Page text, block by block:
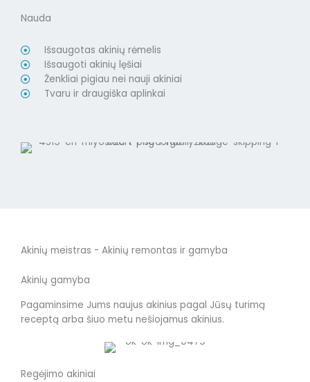
Nauda
Išsaugotas akinių rėmelis
Išsaugoti akinių lęšiai
Ženkliai pigiau nei nauji akiniai
Tvaru ir draugiška aplinkai
Akinių meistras - Akinių remontas ir gamyba
Akinių gamyba
Pagaminsime Jums naujus akinius pagal Jūsų turimą
receptą arba šiuo metu nešiojamus akinius.
Regėjimo akiniai